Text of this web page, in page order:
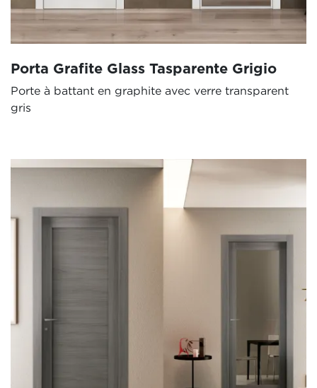
Porta Grafite Glass Tasparente Grigio
Porte à battant en graphite avec verre transparent
gris